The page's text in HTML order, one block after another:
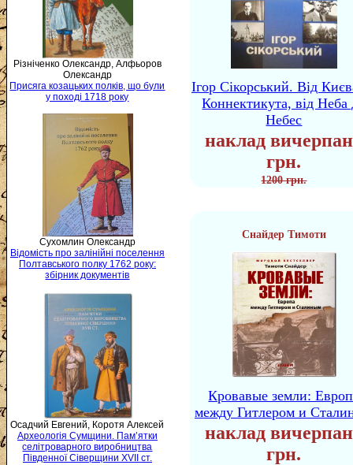
Різніченко Олександр, Алфьоров
Олександр
Присяга козацьких полків, що були
у поході 1718 року
Сухомлин Олександр
Відомість про залінійні поселення
Полтавського полку 1762 року:
збірник документів
Осадчий Евгений, Коротя Алексей
Археологія Сумщини. Пам’ятки
селітроварного виробництва
Південної Сіверщини XVII ст.
Ігор Сікорський. Від
Коннектикута, від Неба
Небес
наклад
грн.
1200 грн.
Снайдер Тимоти
Кровавые земли:
между Гитлером и
наклад
грн.